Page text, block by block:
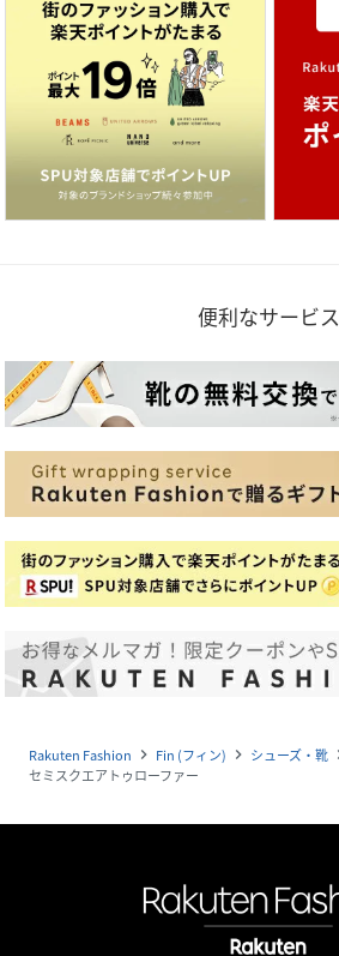
便利なサービス
Rakuten Fashion navigate_next Fin (フィン) navigate_next シューズ・靴
セミスクエアトゥローファー